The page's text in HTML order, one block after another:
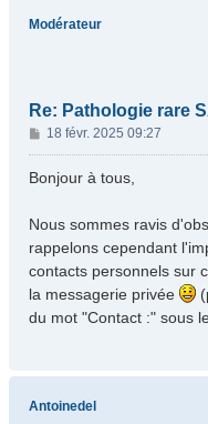
Modérateur
Re: Pathologie rare
M
e
s
g
e
18 févr. 2025 09:27
Bonjour à tous,
Nous sommes ravis
rappelons cependant
contacts personnels sur
la messagerie privée
du mot "Contact :" sous
Antoinedel